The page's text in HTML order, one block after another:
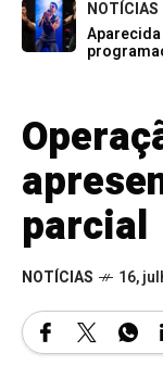
NOTÍCIAS
parcial
NOTÍCIAS 16,